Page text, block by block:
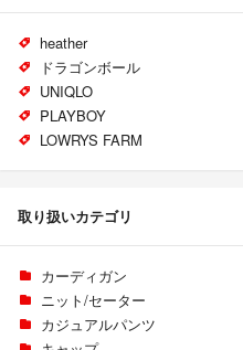
heather
ドラゴンボール
UNIQLO
PLAYBOY
LOWRYS FARM
取り扱いカテゴリ
カーディガン
ニット/セーター
カジュアルパンツ